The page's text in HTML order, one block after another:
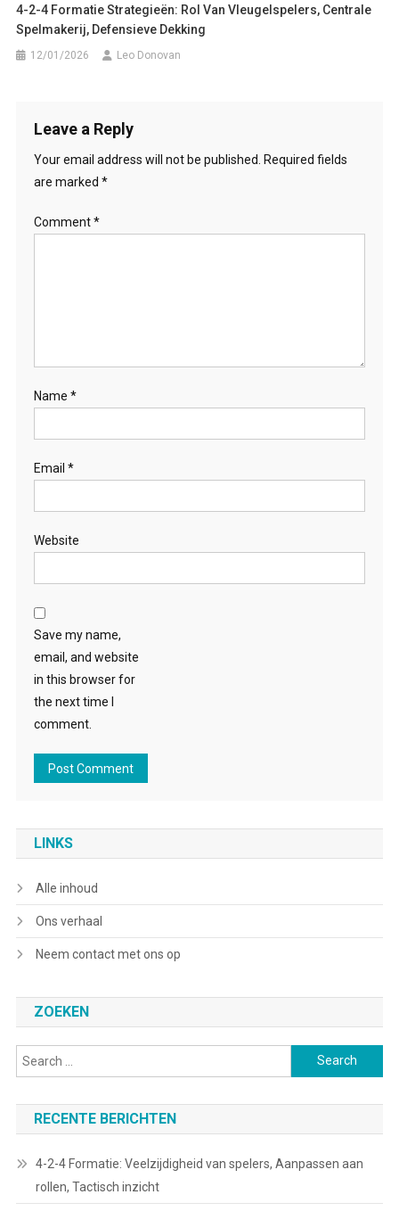
4-2-4 Formatie Strategieën: Rol Van Vleugelspelers, Centrale
Spelmakerij, Defensieve Dekking
12/01/2026 Leo Donovan
Leave a Reply
Your email address will not be published. Required fields
are marked *
Comment*
Name *
Email *
Website
Save my name,
email, and website
in this browser for
the next time I
comment.
LINKS
Alle inhoud
Ons verhaal
Neem contact met ons op
ZOEKEN
Search
for:
RECENTE BERICHTEN
4-2-4 Formatie: Veelzijdigheid van spelers, Aanpassen aan
rollen, Tactisch inzicht